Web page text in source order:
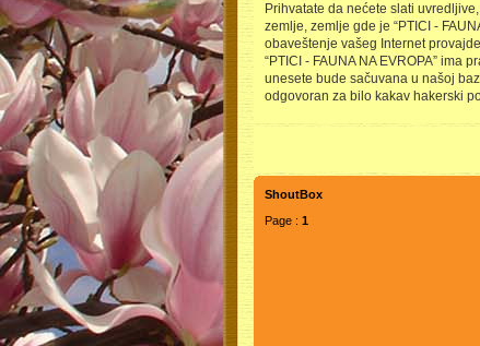
Prihvatate da nećete slati
zemlje, zemlje gde je “PTICI -
obaveštenje vašeg Internet
“PTICI - FAUNA NA EVROPA”
unesete bude sačuvana u našoj
odgovoran za bilo kakav hakerski
ShoutBox
Page : 1